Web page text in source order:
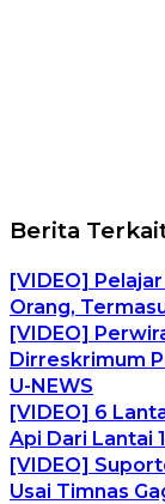
Berita
[VIDEO]
Orang,
[VIDEO]
Dirreskrimum
U-NEWS
[VIDEO] 6
Api Dari Lantai
[VIDEO]
Usai Timnas